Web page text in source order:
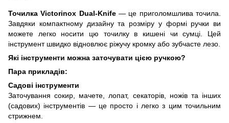
Точилка Victorinox Dual-Knife— це приголомшлива точила.
Завдяки компактному дизайну та розміру у формі ручки ви
можете легко носити цю точилку в кишені чи сумці. Цей
інструмент швидко відновлює ріжучу кромку або зубчасте лезо.
Які інструменти можна заточувати цією ручкою?
Пара прикладів:
Садові інструменти
Заточування сокир, мачете, лопат, секаторів, ножів та інших
(садових) інструментів — це просто і легко з цим точильним
стрижнем.